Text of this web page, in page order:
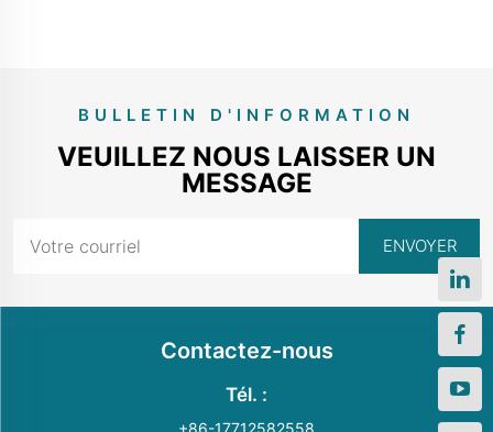
BULLETIN D'INFORMATION
VEUILLEZ NOUS LAISSER UN
MESSAGE
Contactez-nous
Tél. :